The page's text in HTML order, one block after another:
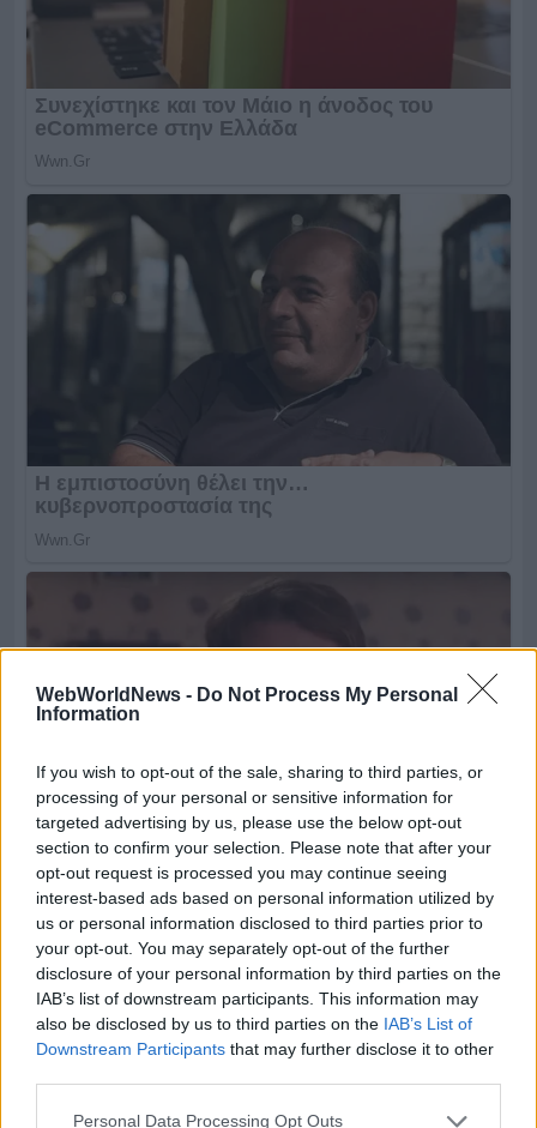
WebWorldNews - Do Not Process My Personal
Information
If you wish to opt-out of the sale, sharing to third parties, or
processing of your personal or sensitive information for
targeted advertising by us, please use the below opt-out
section to confirm your selection. Please note that after your
opt-out request is processed you may continue seeing
interest-based ads based on personal information utilized by
us or personal information disclosed to third parties prior to
your opt-out. You may separately opt-out of the further
disclosure of your personal information by third parties on the
IAB’s list of downstream participants. This information may
also be disclosed by us to third parties on the IAB’s List of
Downstream Participants that may further disclose it to other
Personal Data Processing Opt Outs